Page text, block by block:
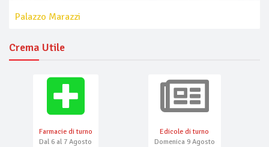
Palazzo Marazzi
Crema Utile
Farmacie di turno
Dal 6 al 7 Agosto
Edicole di turno
Domenica 9 Agosto